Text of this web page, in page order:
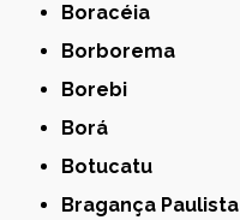
Boracéia
Borborema
Borebi
Borá
Botucatu
Bragança Paulista